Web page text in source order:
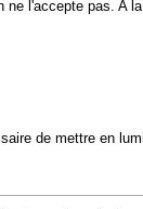
l'accepte pas. A
de mettre en